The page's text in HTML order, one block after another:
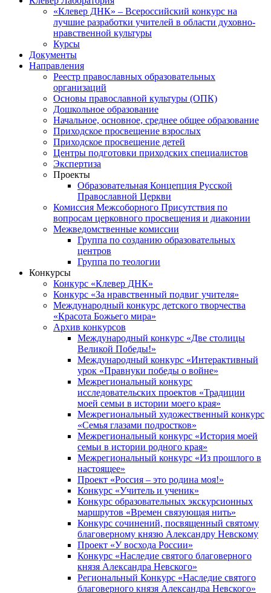
«Клевер ДНК» – Всероссийский конкурс на
лучшие разработки учителей в области духовно-
нравственной культуры
Курсы
Документы
Направления
Реестр православных образовательных
организаций
Основы православной культуры (ОПК)
Дошкольное образование
Начальное, основное, среднее общее образование
Приходское просвещение взрослых
Приходское просвещение детей
Центры подготовки приходских специалистов
Экспертиза
Проекты
Образовательная Концепция Русской
Православной Церкви
Комиссия Межсоборного Присутствия по
вопросам церковного просвещения и диаконии
Межведомственные комиссии
Группа по созданию образовательных
центров
Группа по теологии
Конкурсы
Конкурс «Клевер ДНК»
Конкурс «За нравственный подвиг учителя»
Международный конкурс детского творчества
«Красота Божьего мира»
Архив конкурсов
Международный конкурс «Две столицы
Великой Победы!»
Международный конкурс «Интерактивный
урок «Правнуки победы о войне»
Межрегиональный конкурс
исследовательских проектов «Традиции
моей семьи в истории моего края»
Межрегиональный художественный конкурс
«Семья глазами подростков»
Межрегиональный конкурс «История моей
семьи в истории родного края»
Межрегиональный конкурс «Из прошлого в
настоящее»
Проект «Россия – это родина моя!»
Конкурс «Учитель и ученик»
Конкурс образовательных экскурсионных
маршрутов «Времен связующая нить»
Конкурс сочинений, посвященный святому
благоверному князю Александру Невскому
Проект «У восхода России»
Конкурс «Наследие святого благоверного
князя Александра Невского»
Региональный Конкурс «Наследие святого
благоверного князя Александра Невского»